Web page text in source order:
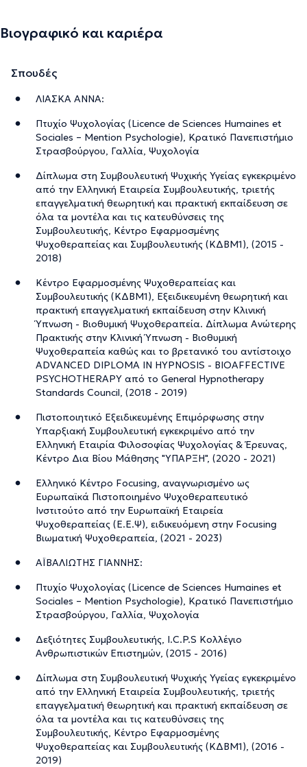
Βιογραφικό και καριέρα
Σπουδές
ΛΙΑΣΚΑ ΑΝΝΑ:
Πτυχίο Ψυχολογίας (Licence de Sciences Humaines et
Sociales – Mention Psychologie), Κρατικό Πανεπιστήμιο
Στρασβούργου, Γαλλία, Ψυχολογία
Δίπλωμα στη Συμβουλευτική Ψυχικής Υγείας εγκεκριμένο
από την Ελληνική Εταιρεία Συμβουλευτικής, τριετής
επαγγελματική θεωρητική και πρακτική εκπαίδευση σε
όλα τα μοντέλα και τις κατευθύνσεις της
Συμβουλευτικής, Κέντρο Εφαρμοσμένης
Ψυχοθεραπείας και Συμβουλευτικής (ΚΔΒΜ1), (2015 -
2018)
Κέντρο Εφαρμοσμένης Ψυχοθεραπείας και
Συμβουλευτικής (ΚΔΒΜ1), Εξειδικευμένη θεωρητική και
πρακτική επαγγελματική εκπαίδευση στην Κλινική
Ύπνωση - Βιοθυμική Ψυχοθεραπεία. Δίπλωμα Ανώτερης
Πρακτικής στην Κλινική Ύπνωση - Βιοθυμική
Ψυχοθεραπεία καθώς και το βρετανικό του αντίστοιχο
ADVANCED DIPLOMA IN HYPNOSIS - BIOAFFECTIVE
PSYCHOTHERAPY από το General Hypnotherapy
Standards Council, (2018 - 2019)
Πιστοποιητικό Εξειδικευμένης Επιμόρφωσης στην
Υπαρξιακή Συμβουλευτική εγκεκριμένο από την
Ελληνική Εταιρία Φιλοσοφίας Ψυχολογίας & Έρευνας,
Κέντρο Δια Βίου Μάθησης "ΥΠΑΡΞΗ", (2020 - 2021)
Ελληνικό Κέντρο Focusing, αναγνωρισμένο ως
Ευρωπαϊκά Πιστοποιημένο Ψυχοθεραπευτικό
Ινστιτούτο από την Ευρωπαϊκή Εταιρεία
Ψυχοθεραπείας (Ε.Ε.Ψ), ειδικευόμενη στην Focusing
Βιωματική Ψυχοθεραπεία, (2021 - 2023)
ΑΪΒΑΛΙΩΤΗΣ ΓΙΑΝΝΗΣ:
Πτυχίο Ψυχολογίας (Licence de Sciences Humaines et
Sociales – Mention Psychologie), Κρατικό Πανεπιστήμιο
Στρασβούργου, Γαλλία, Ψυχολογία
Δεξιότητες Συμβουλευτικής, I.C.P.S Κολλέγιο
Ανθρωπιστικών Επιστημών, (2015 - 2016)
Δίπλωμα στη Συμβουλευτική Ψυχικής Υγείας εγκεκριμένο
από την Ελληνική Εταιρεία Συμβουλευτικής, τριετής
επαγγελματική θεωρητική και πρακτική εκπαίδευση σε
όλα τα μοντέλα και τις κατευθύνσεις της
Συμβουλευτικής, Κέντρο Εφαρμοσμένης
Ψυχοθεραπείας και Συμβουλευτικής (ΚΔΒΜ1), (2016 -
2019)